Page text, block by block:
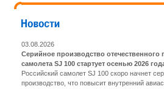
03.08.2026
Серийное производство отечественного
самолета SJ 100 стартует осенью 2026
Российский самолет SJ 100 скоро начнет
производство, что повысит внутренний